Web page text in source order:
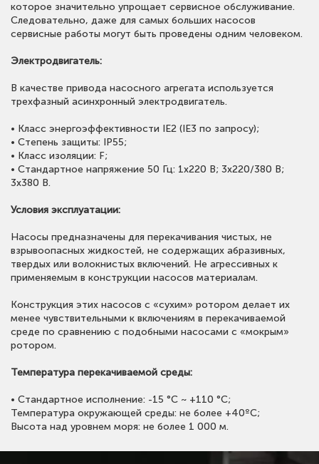
которое значительно упрощает сервисное обслуживание.
Следовательно, даже для самых больших насосов
сервисные работы могут быть проведены одним человеком.
Электродвигатель:
В качестве привода насосного агрегата используется
трехфазный асинхронный электродвигатель.
• Класс энергоэффективности IE2 (IE3 по запросу);
• Степень защиты: IP55;
• Класс изоляции: F;
• Стандартное напряжение 50 Гц: 1х220 В; 3x220/380 В;
3x380 В.
Условия эксплуатации:
Насосы предназначены для перекачивания чистых, не
взрывоопасных жидкостей, не содержащих абразивных,
твердых или волокнистых включений. Не агрессивных к
применяемым в конструкции насосов материалам.
Конструкция этих насосов с «сухим» ротором делает их
менее чувствительными к включениям в перекачиваемой
среде по сравнению с подобными насосами с «мокрым»
ротором.
Температура перекачиваемой среды:
• Стандартное исполнение: -15 °С ~ +110 °С;
Температура окружающей среды: не более +40ºС;
Высота над уровнем моря: не более 1 000 м.